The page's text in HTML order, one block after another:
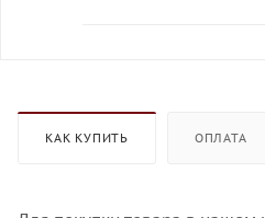
КАК КУПИТЬ ОПЛАТА